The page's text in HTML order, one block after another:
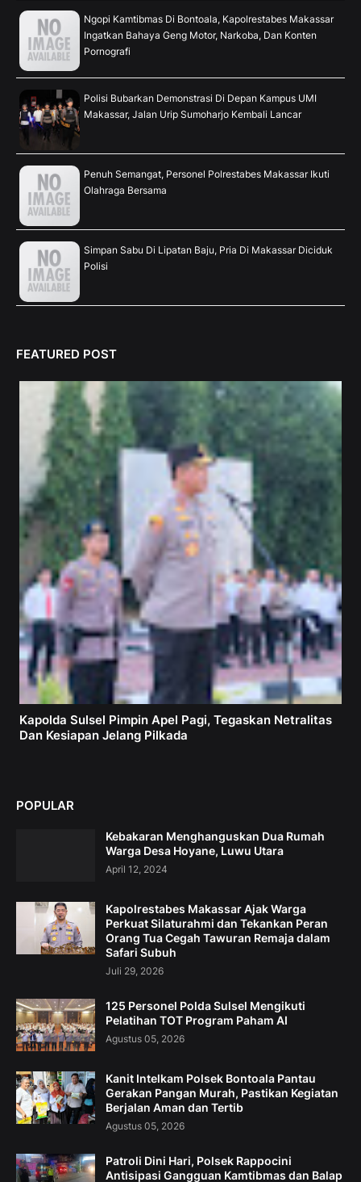
Ngopi Kamtibmas Di Bontoala, Kapolrestabes Makassar
Ingatkan Bahaya Geng Motor, Narkoba, Dan Konten
Pornografi
Polisi Bubarkan Demonstrasi Di Depan Kampus UMI
Makassar, Jalan Urip Sumoharjo Kembali Lancar
Penuh Semangat, Personel Polrestabes Makassar Ikuti
Olahraga Bersama
Simpan Sabu Di Lipatan Baju, Pria Di Makassar Diciduk
Polisi
FEATURED POST
Kapolda Sulsel Pimpin Apel Pagi, Tegaskan Netralitas
Dan Kesiapan Jelang Pilkada
POPULAR
Kebakaran Menghanguskan Dua Rumah
Warga Desa Hoyane, Luwu Utara
April 12, 2024
Kapolrestabes Makassar Ajak Warga
Perkuat Silaturahmi dan Tekankan Peran
Orang Tua Cegah Tawuran Remaja dalam
Safari Subuh
Juli 29, 2026
125 Personel Polda Sulsel Mengikuti
Pelatihan TOT Program Paham AI
Agustus 05, 2026
Kanit Intelkam Polsek Bontoala Pantau
Gerakan Pangan Murah, Pastikan Kegiatan
Berjalan Aman dan Tertib
Agustus 05, 2026
Patroli Dini Hari, Polsek Rappocini
Antisipasi Gangguan Kamtibmas dan Balap